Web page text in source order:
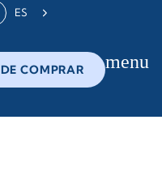
ES
COMPRAR menu